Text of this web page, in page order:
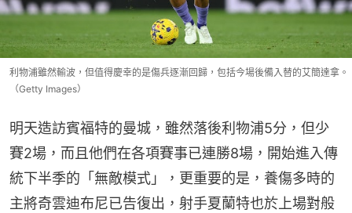
利物浦雖然輸波，但值得慶幸的是傷兵逐漸回歸，包括今場後備入替的艾簡達拿。
（Getty Images）
明天造訪賓福特的曼城，雖然落後利物浦5分，但少
賽2場，而且他們在各項賽事已連勝8場，開始進入傳
統下半季的「無敵模式」，更重要的是，養傷多時的
主將奇雲迪布尼已告復出，射手夏蘭特也於上場對般